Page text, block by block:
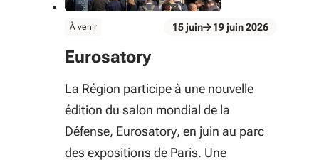
évènement
À venir
Du 15 juin au 19 juin 2026
15juin 19juin2026
Eurosatory
La Région participe à une nouvelle
édition du salon mondial de la
Défense, Eurosatory, en juin au parc
des expositions de Paris. Une